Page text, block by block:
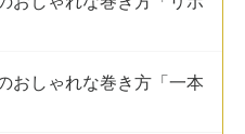
おしゃれな巻き方「一本